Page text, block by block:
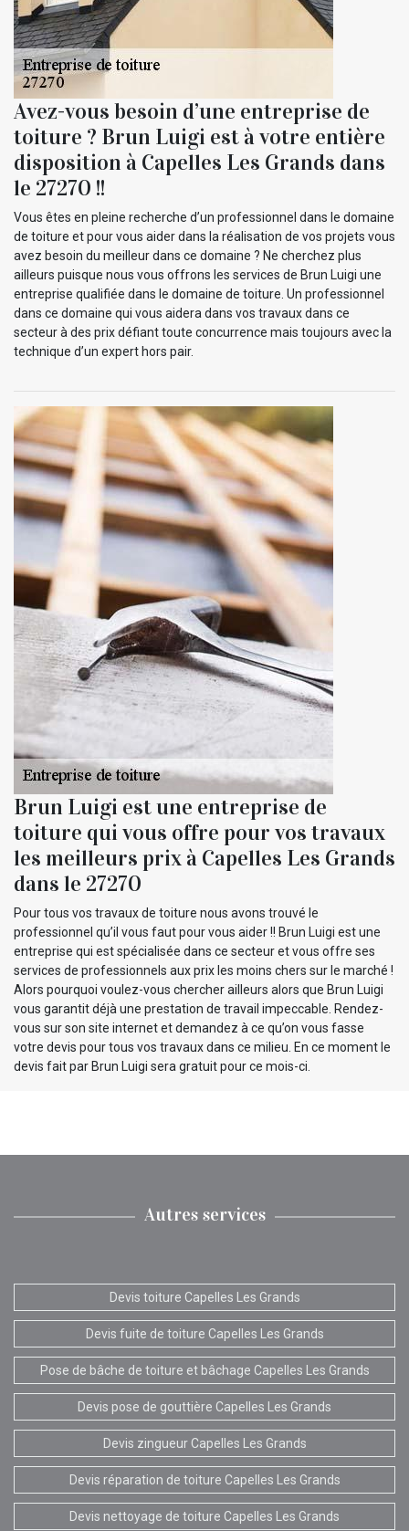
Avez-vous besoin d’une entreprise de
toiture ? Brun Luigi est à votre entière
disposition à Capelles Les Grands dans
le 27270 !!
Vous êtes en pleine recherche d’un professionnel dans le domaine
de toiture et pour vous aider dans la réalisation de vos projets vous
avez besoin du meilleur dans ce domaine ? Ne cherchez plus
ailleurs puisque nous vous offrons les services de Brun Luigi une
entreprise qualifiée dans le domaine de toiture. Un professionnel
dans ce domaine qui vous aidera dans vos travaux dans ce
secteur à des prix défiant toute concurrence mais toujours avec la
technique d’un expert hors pair.
Brun Luigi est une entreprise de
toiture qui vous offre pour vos travaux
les meilleurs prix à Capelles Les Grands
dans le 27270
Pour tous vos travaux de toiture nous avons trouvé le
professionnel qu’il vous faut pour vous aider !! Brun Luigi est une
entreprise qui est spécialisée dans ce secteur et vous offre ses
services de professionnels aux prix les moins chers sur le marché !
Alors pourquoi voulez-vous chercher ailleurs alors que Brun Luigi
vous garantit déjà une prestation de travail impeccable. Rendez-
vous sur son site internet et demandez à ce qu’on vous fasse
votre devis pour tous vos travaux dans ce milieu. En ce moment le
devis fait par Brun Luigi sera gratuit pour ce mois-ci.
Autres services
Devis toiture Capelles Les Grands
Devis fuite de toiture Capelles Les Grands
Pose de bâche de toiture et bâchage Capelles Les Grands
Devis pose de gouttière Capelles Les Grands
Devis zingueur Capelles Les Grands
Devis réparation de toiture Capelles Les Grands
Devis nettoyage de toiture Capelles Les Grands